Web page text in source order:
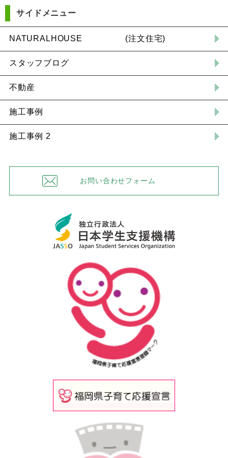
サイドメニュー
NATURALHOUSE (注文住宅)
スタッフブログ
不動産
施工事例
施工事例 2
お問い合わせフォーム